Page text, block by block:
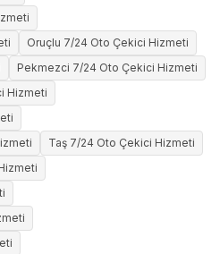
Oruçlu 7/24 Oto Çekici Hizmeti
Pekmezci 7/24 Oto Çekici Hizmeti
Hizmeti
Taş 7/24 Oto Çekici Hizmeti